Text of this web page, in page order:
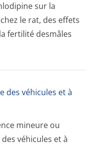
sur la
le rat, des effets
fertilité desmâles
des véhicules et à
mineure ou
véhicules et à